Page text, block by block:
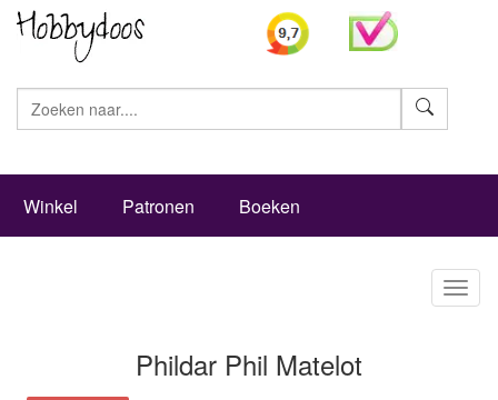
Winkel Patronen Boeken
Phildar Phil Matelot